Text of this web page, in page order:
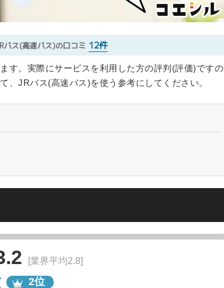
バス(高速バス)の口コミ 12件
す。実際にサービスを利用した方の評判(評価)ですの
、JRバス(高速バス)を使う参考にしてください。
[業界平均2.8]
2位